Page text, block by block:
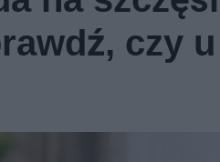
czy